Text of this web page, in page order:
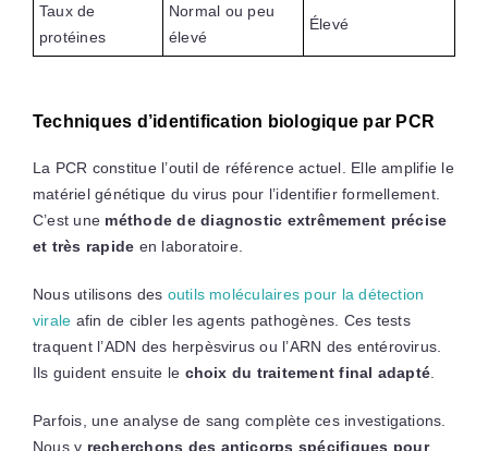
Taux de
protéines
Normal ou peu
élevé
Élevé
Techniques d’identification biologique par PCR
La PCR constitue l’outil de référence actuel. Elle amplifie le
matériel génétique du virus pour l’identifier formellement.
C’est une méthode de diagnostic extrêmement précise
et très rapide en laboratoire.
Nous utilisons des outils moléculaires pour la détection
virale afin de cibler les agents pathogènes. Ces tests
traquent l’ADN des herpèsvirus ou l’ARN des entérovirus.
Ils guident ensuite le choix du traitement final adapté
Parfois, une analyse de sang complète ces investigations.
Nous y recherchons des anticorps spécifiques pour